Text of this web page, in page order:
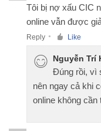
Tôi bị nợ xấu CIC
online vẫn được
Reply ● Like
Nguyễn Trí
Đúng rồi, vì
nên ngay cả khi
online không